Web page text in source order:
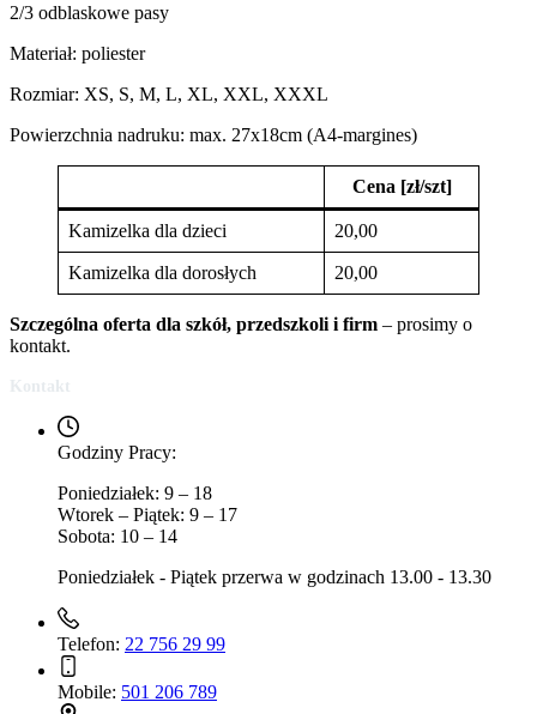
2/3 odblaskowe pasy
Materiał: poliester
Rozmiar: XS, S, M, L, XL, XXL, XXXL
Powierzchnia nadruku: max. 27x18cm (A4-margines)
Cena [zł/szt]
Kamizelka dla dzieci 20,00
Kamizelka dla dorosłych 20,00
Szczególna oferta dla szkół, przedszkoli i firm – prosimy o
kontakt.
Kontakt
Godziny Pracy:
Poniedziałek: 9 – 18
Wtorek – Piątek: 9 – 17
Sobota: 10 – 14
Poniedziałek - Piątek przerwa w godzinach 13.00 - 13.30
Telefon: 22 756 29 99
Mobile: 501 206 789